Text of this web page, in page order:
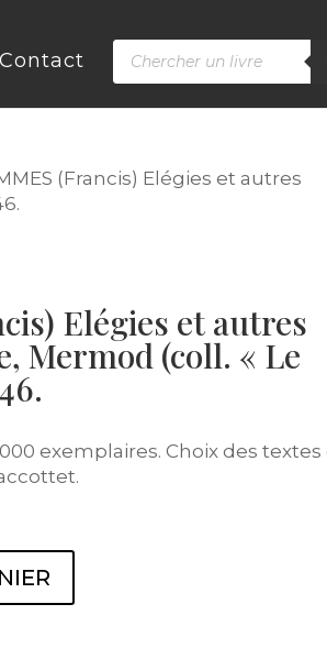
Contact
Recherche
de
produits
(Francis) Elégies et autres
Elégies et autres
Mermod (coll. « Le
exemplaires. Choix des textes